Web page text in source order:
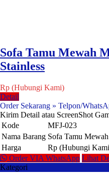
Sofa Tamu Mewah
Stainless
Rp (Hubungi Kami)
Detail
Order Sekarang » Telpon/
Kirim Detail atau ScreenShot
Kode
MFJ-023
Nama Barang Sofa Tamu
Harga
Rp (Hubungi
Order VIA WhatsApp Lihat
Kategori